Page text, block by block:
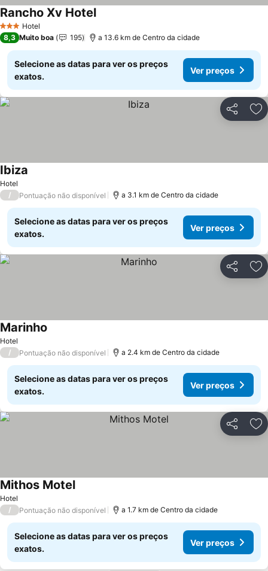
3 EstrelasHotel
Rancho Xv Hotel
8,3 Muito boa 195 a 13.6 km de Centro da cidade
Selecione as datas para ver os preços
exatos.
Ver preços
Partilhar
Hotel
Ibiza
/ Pontuação não disponível a 3.1 km de Centro da cidade
Selecione as datas para ver os preços
exatos.
Ver preços
Partilhar
Hotel
Marinho
/ Pontuação não disponível a 2.4 km de Centro da cidade
Selecione as datas para ver os preços
exatos.
Ver preços
Partilhar
Hotel
Mithos Motel
/ Pontuação não disponível a 1.7 km de Centro da cidade
Selecione as datas para ver os preços
exatos.
Ver preços